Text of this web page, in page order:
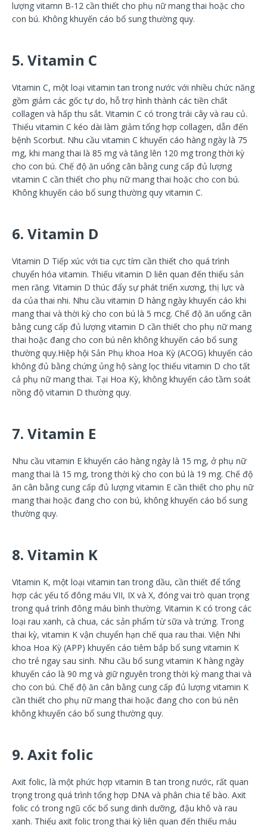
lượng vitamn B-12 cần thiết cho phụ nữ mang thai hoặc cho
con bú. Không khuyến cáo bổ sung thường quy.
5. Vitamin C
Vitamin C, một loại vitamin tan trong nước với nhiều chức năng
gồm giảm các gốc tự do, hỗ trợ hình thành các tiền chất
collagen và hấp thu sắt. Vitamin C có trong trái cây và rau củ.
Thiếu vitamin C kéo dài làm giảm tổng hợp collagen, dẫn đến
bệnh Scorbut. Nhu cầu vitamin C khuyến cáo hàng ngày là 75
mg, khi mang thai là 85 mg và tăng lên 120 mg trong thời kỳ
cho con bú. Chế độ ăn uống cân bằng cung cấp đủ lượng
vitamin C cần thiết cho phụ nữ mang thai hoặc cho con bú.
Không khuyến cáo bổ sung thường quy vitamin C.
6. Vitamin D
Vitamin D Tiếp xúc với tia cực tím cần thiết cho quá trình
chuyển hóa vitamin. Thiếu vitamin D liên quan đến thiểu sản
men răng. Vitamin D thúc đẩy sự phát triển xương, thị lực và
da của thai nhi. Nhu cầu vitamin D hàng ngày khuyến cáo khi
mang thai và thời kỳ cho con bú là 5 mcg. Chế độ ăn uống cân
bằng cung cấp đủ lượng vitamin D cần thiết cho phụ nữ mang
thai hoặc đang cho con bú nên không khuyến cáo bổ sung
thường quy.Hiệp hội Sản Phụ khoa Hoa Kỳ (ACOG) khuyến cáo
không đủ bằng chứng ủng hộ sàng lọc thiếu vitamin D cho tất
cả phụ nữ mang thai. Tại Hoa Kỳ, không khuyến cáo tầm soát
nồng độ vitamin D thường quy.
7. Vitamin E
Nhu cầu vitamin E khuyến cáo hàng ngày là 15 mg, ở phụ nữ
mang thai là 15 mg, trong thời kỳ cho con bú là 19 mg. Chế độ
ăn cân bằng cung cấp đủ lượng vitamin E cần thiết cho phụ nữ
mang thai hoặc đang cho con bú, không khuyến cáo bổ sung
thường quy.
8. Vitamin K
Vitamin K, một loại vitamin tan trong dầu, cần thiết để tổng
hợp các yếu tố đông máu VII, IX và X, đóng vai trò quan trọng
trong quá trình đông máu bình thường. Vitamin K có trong các
loại rau xanh, cà chua, các sản phẩm từ sữa và trứng. Trong
thai kỳ, vitamin K vận chuyển hạn chế qua rau thai. Viện Nhi
khoa Hoa Kỳ (APP) khuyến cáo tiêm bắp bổ sung vitamin K
cho trẻ ngay sau sinh. Nhu cầu bổ sung vitamin K hàng ngày
khuyến cáo là 90 mg và giữ nguyên trong thời kỳ mang thai và
cho con bú. Chế độ ăn cân bằng cung cấp đủ lượng vitamin K
cần thiết cho phụ nữ mang thai hoặc đang cho con bú nên
không khuyến cáo bổ sung thường quy.
9. Axit folic
Axit folic, là một phức hợp vitamin B tan trong nước, rất quan
trọng trong quá trình tổng hợp DNA và phân chia tế bào. Axit
folic có trong ngũ cốc bổ sung dinh dưỡng, đậu khô và rau
xanh. Thiếu axit folic trong thai kỳ liên quan đến thiếu máu